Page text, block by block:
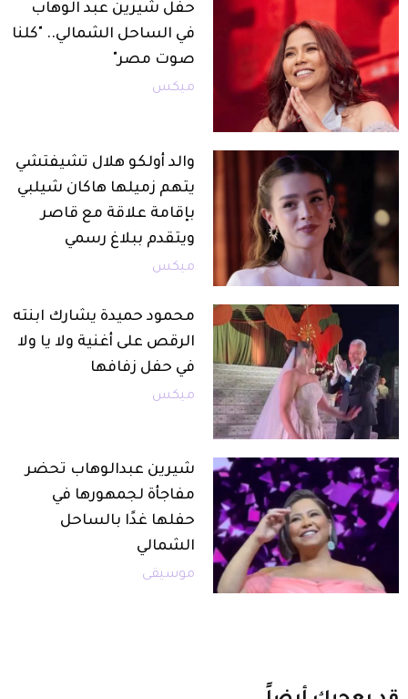
حفل شيرين عبد الوهاب
في الساحل الشمالي.. "كلنا
صوت مصر"
ميكس
والد أولكو هلال تشيفتشي
يتهم زميلها هاكان شيلبي
بإقامة علاقة مع قاصر
ويتقدم ببلاغ رسمي
ميكس
محمود حميدة يشارك ابنته
الرقص على أغنية ولا يا ولا
في حفل زفافها
ميكس
شيرين عبدالوهاب تحضر
مفاجأة لجمهورها في
حفلها غدًا بالساحل
الشمالي
موسيقى